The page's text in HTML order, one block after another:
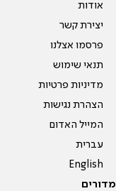
אודות
יצירת קשר
פרסמו אצלנו
תנאי שימוש
מדיניות פרטיות
הצהרת נגישות
המייל האדום
עברית
English
מדורים